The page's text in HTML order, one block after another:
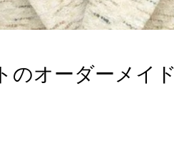
のオーダーメイ